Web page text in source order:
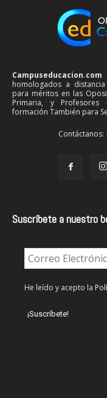
Campuseducacion.com
homologados a
para méritos en las
Primaria, y Profesores
formación También para
Contáctanos:
Suscríbete a nuestro
He leído y acepto la